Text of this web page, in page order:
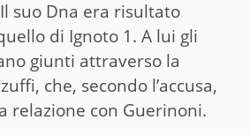
suo Dna era risultato
di Ignoto 1. A lui gli
giunti attraverso la
che, secondo l’accusa,
relazione con Guerinoni.